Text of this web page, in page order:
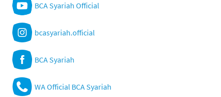
BCA Syariah Official
bcasyariah.official
BCA Syariah
WA Official BCA Syariah